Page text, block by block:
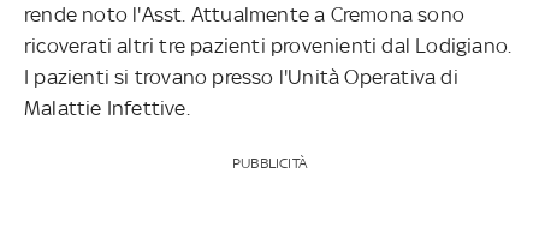
rende noto l'Asst. Attualmente a Cremona sono
ricoverati altri tre pazienti provenienti dal Lodigiano.
I pazienti si trovano presso l'Unità Operativa di
Malattie Infettive.
PUBBLICITÀ